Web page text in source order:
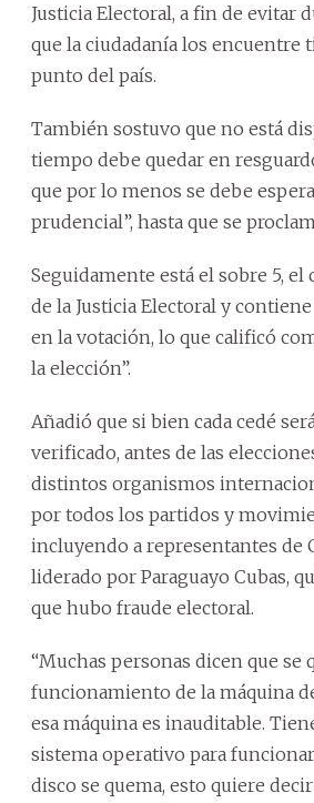
Justicia Electoral, a fin de evitar
que la ciudadanía los encuentre
punto del país.
También sostuvo que no está
tiempo debe quedar en
que por lo menos se debe
prudencial”, hasta que se
Seguidamente está el sobre 5, el
de la Justicia Electoral y
en la votación, lo que calificó
la elección”.
Añadió que si bien cada cedé
verificado, antes de las
distintos organismos
por todos los partidos y
incluyendo a representantes de
liderado por Paraguayo Cubas,
que hubo fraude electoral.
“Muchas personas dicen que se
funcionamiento de la máquina
esa máquina es inauditable.
sistema operativo para funcionar
disco se quema, esto quiere